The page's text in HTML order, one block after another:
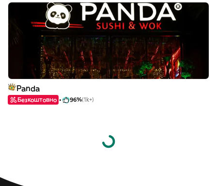
Panda
Безкоштовно 96%(1k+)